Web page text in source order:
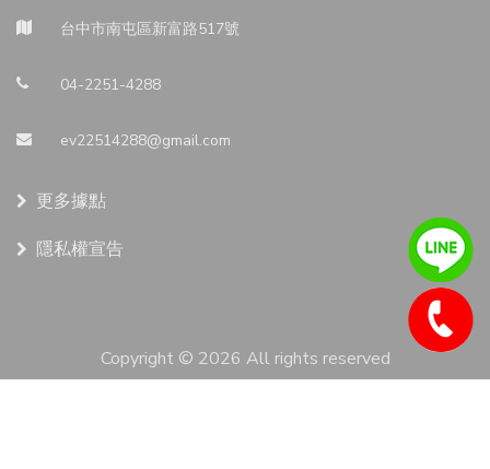
台中市南屯區新富路517號
04-2251-4288
ev22514288@gmail.com
更多據點
隱私權宣告
Copyright © 2026 All rights reserved